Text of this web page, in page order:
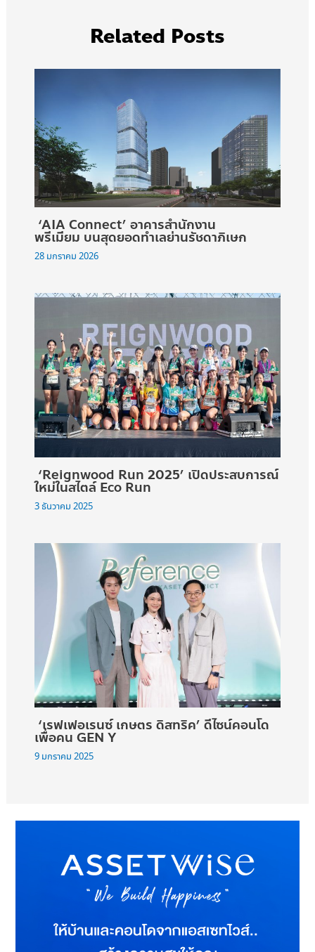
Related Posts
‘AIA Connect’ อาคารสำนักงาน
พรีเมียม บนสุดยอดทำเลย่านรัชดาภิเษก
28 มกราคม 2026
‘Reignwood Run 2025’ เปิดประสบการณ์
ใหม่ในสไตล์ Eco Run
3 ธันวาคม 2025
‘เรฟเฟอเรนซ์ เกษตร ดิสทริค’ ดีไซน์คอนโด
เพื่อคน GEN Y
9 มกราคม 2025